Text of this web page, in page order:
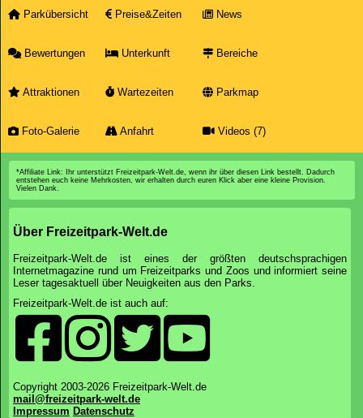
Parkübersicht Preise&Zeiten News
Bewertungen Unterkunft Bereiche
Attraktionen Wartezeiten Parkmap
Foto-Galerie Anfahrt Videos (7)
*Affiliate Link: Ihr unterstützt Freizeitpark-Welt.de, wenn ihr über diesen Link bestellt. Dadurch
entstehen euch keine Mehrkosten, wir erhalten durch euren Klick aber eine kleine Provision.
Vielen Dank.
Über Freizeitpark-Welt.de
Freizeitpark-Welt.de ist eines der größten deutschsprachigen
Internetmagazine rund um Freizeitparks und Zoos und informiert seine
Leser tagesaktuell über Neuigkeiten aus den Parks.
Freizeitpark-Welt.de ist auch auf:
Copyright 2003-2026 Freizeitpark-Welt.de
mail@freizeitpark-welt.de
Impressum Datenschutz